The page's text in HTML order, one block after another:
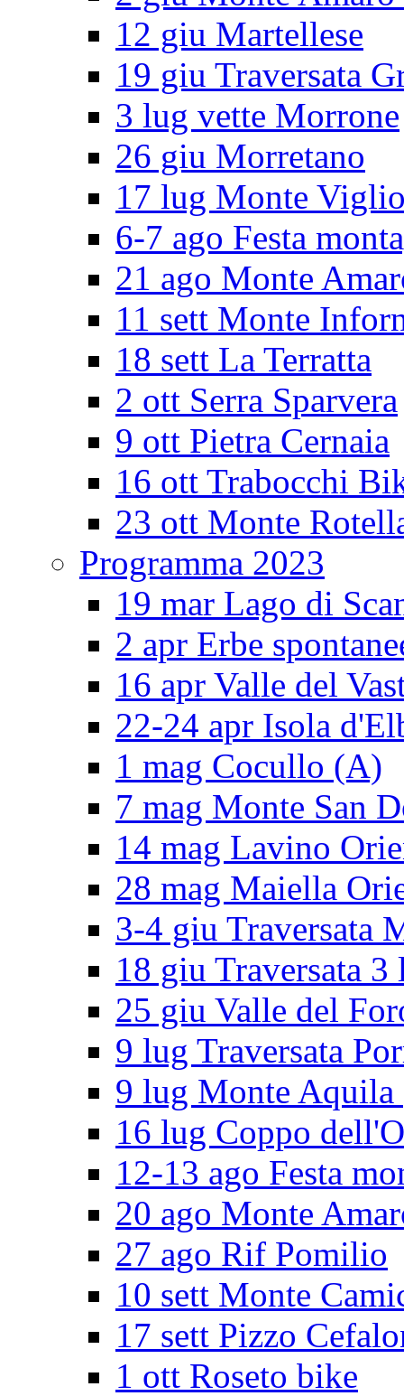
12 giu Martellese
19 giu Traversata
3 lug vette Morrone
26 giu Morretano
17 lug Monte
6-7 ago Festa
21 ago Monte
11 sett Monte
18 sett La Terratta
2 ott Serra Sparvera
9 ott Pietra Cernaia
16 ott Trabocchi
23 ott Monte
Programma 2023
19 mar Lago di
2 apr Erbe
16 apr Valle del
22-24 apr Isola
1 mag Cocullo (A)
7 mag Monte San
14 mag Lavino
28 mag Maiella
3-4 giu Traversata
18 giu Traversata 3
25 giu Valle del
9 lug Traversata
9 lug Monte
16 lug Coppo
12-13 ago Festa
20 ago Monte
27 ago Rif Pomilio
10 sett Monte
17 sett Pizzo
1 ott Roseto bike